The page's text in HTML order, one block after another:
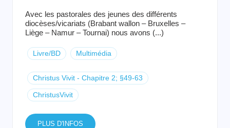
Avec les pastorales des jeunes des différents
diocèses/vicariats (Brabant wallon – Bruxelles –
Liège – Namur – Tournai) nous avons (...)
Livre/BD Multimédia
Christus Vivit - Chapitre 2; §49-63
ChristusVivit
PLUS D'INFOS